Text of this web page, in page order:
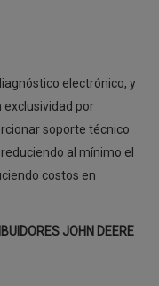
electrónico, y
exclusividad por
soporte técnico
al mínimo el
costos en
JOHN DEERE